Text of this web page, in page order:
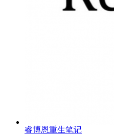
睿博恩重生笔记